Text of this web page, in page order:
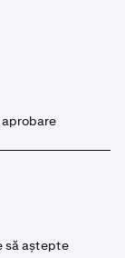
să aștepte